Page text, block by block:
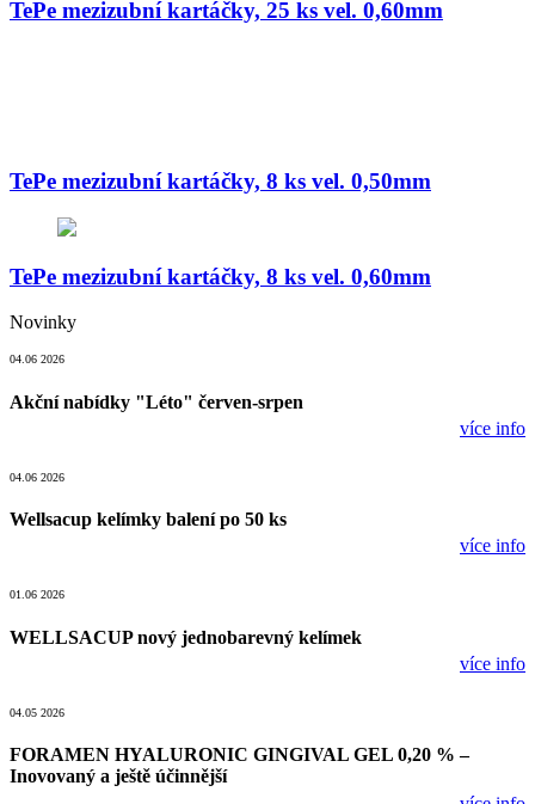
TePe mezizubní kartáčky, 25 ks vel. 0,60mm
TePe mezizubní kartáčky, 8 ks vel. 0,50mm
TePe mezizubní kartáčky, 8 ks vel. 0,60mm
Novinky
04.06 2026
Akční nabídky "Léto" červen-srpen
více info
04.06 2026
Wellsacup kelímky balení po 50 ks
více info
01.06 2026
WELLSACUP nový jednobarevný kelímek
více info
04.05 2026
FORAMEN HYALURONIC GINGIVAL GEL 0,20 % –
Inovovaný a ještě účinnější